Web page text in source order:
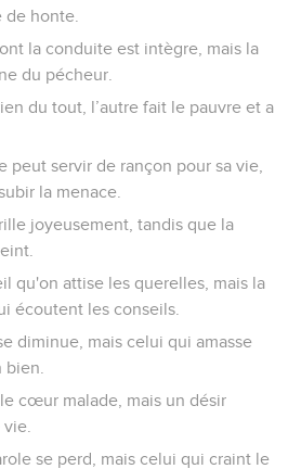
de honte.
la conduite est intègre, mais la
du pécheur.
du tout, l’autre fait le pauvre et a
peut servir de rançon pour sa vie,
la menace.
joyeusement, tandis que la
qu'on attise les querelles, mais la
écoutent les conseils.
diminue, mais celui qui amasse
cœur malade, mais un désir
se perd, mais celui qui craint le